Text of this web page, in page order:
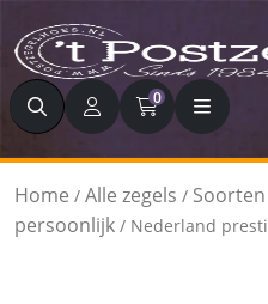
Zoeken 0
Home / Alle zegels / Soorten
persoonlijk / Nederland